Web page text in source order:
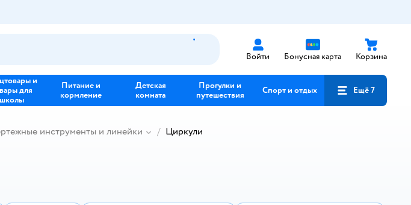
Войти Бонусная карта Корзина
и
для
школы
Питание и
кормление
Детская
комната
Прогулки и
путешествия
Спорт и отдых Ещё 7
инструменты и линейки Циркули